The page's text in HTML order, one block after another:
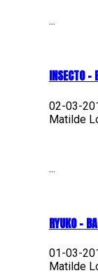
...
INSECTO
02-03-
Matilde
...
RYUKO -
01-03-
Matilde